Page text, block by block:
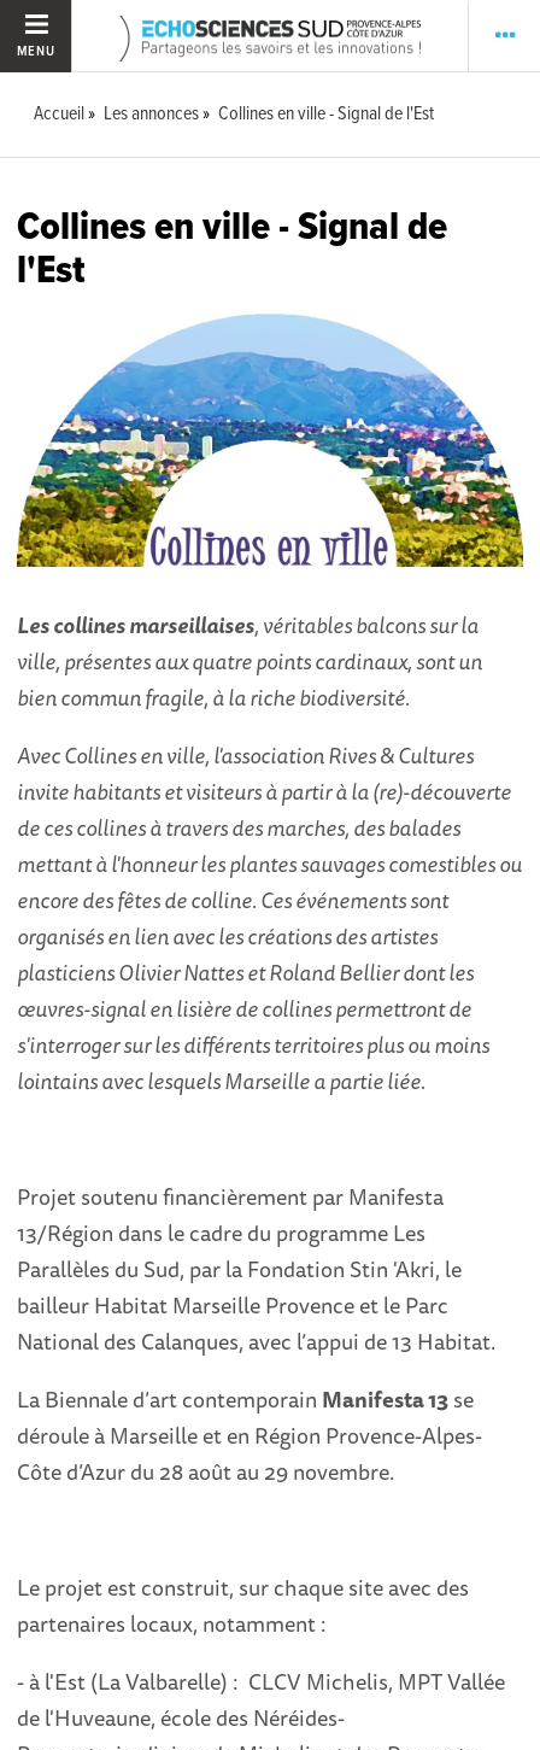
MENU
Accueil Les annonces Collines en ville - Signal de l'Est
Collines en ville - Signal de
l'Est
Les collines marseillaises, véritables balcons sur la
ville, présentes aux quatre points cardinaux, sont un
bien commun fragile, à la riche biodiversité.
Avec Collines en ville, l'association Rives & Cultures
invite habitants et visiteurs à partir à la (re)-découverte
de ces collines à travers des marches, des balades
mettant à l'honneur les plantes sauvages comestibles ou
encore des fêtes de colline. Ces événements sont
organisés en lien avec les créations des artistes
plasticiens Olivier Nattes et Roland Bellier dont les
œuvres-signal en lisière de collines permettront de
s'interroger sur les différents territoires plus ou moins
lointains avec lesquels Marseille a partie liée.
Projet soutenu financièrement par Manifesta
13/Région dans le cadre du programme Les
Parallèles du Sud, par la Fondation Stin 'Akri, le
bailleur Habitat Marseille Provence et le Parc
National des Calanques, avec l’appui de 13 Habitat.
La Biennale d’art contemporain Manifesta 13se
déroule à Marseille et en Région Provence-Alpes-
Côte d’Azur du 28 août au 29 novembre.
Le projet est construit, sur chaque site avec des
partenaires locaux, notamment :
- à l'Est (La Valbarelle) : CLCV Michelis, MPT Vallée
de l'Huveaune, école des Néréides-